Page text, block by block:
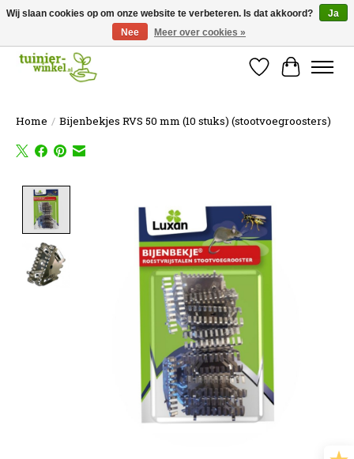
Online tuinartikelen kopen ✓ Online sinds 2007 ✓ Thuiswinkel Waarborg
Verlanglijst
Home / Bijenbekjes RVS 50 mm (10 stuks) (stootvoegroosters)
Wij slaan cookies op om onze website te verbeteren. Is dat akkoord?
Ja
Nee
Meer over cookies »